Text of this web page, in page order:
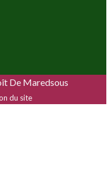
De Maredsous
du site